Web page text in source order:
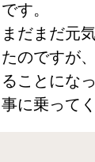
です。
まだまだ元
たのですが
ることにな
事に乗って